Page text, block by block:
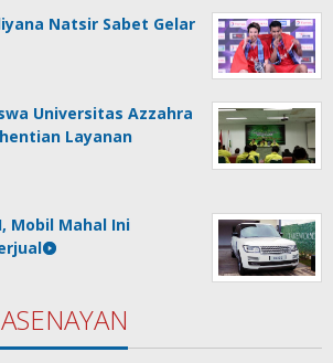
Natsir Sabet Gelar
Universitas Azzahra
Layanan
Mobil Mahal Ini